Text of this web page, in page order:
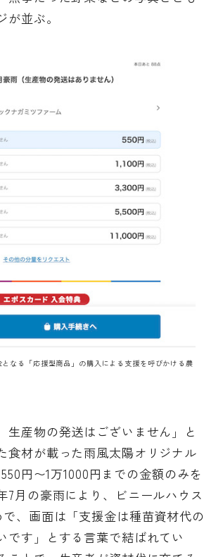
並ぶ。
なる「応援型商品」の購入による支援を呼びかける農
産物の発送はございません」と
食材が載った雨風太陽オリジナル
円〜1万1000円までの金額のみを
月の豪雨により、ビニールハウス
、画面は「支援金は種苗資材代の
です」とする言葉で結ばれてい